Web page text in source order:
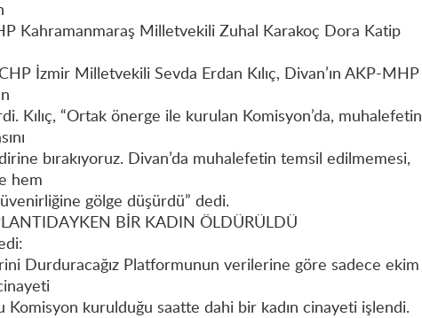
Kahramanmaraş Milletvekili Zuhal Karakoç Dora Katip
İzmir Milletvekili Sevda Erdan Kılıç, Divan’ın AKP-MHP
Kılıç, “Ortak önerge ile kurulan Komisyon’da, muhalefetin
bırakıyoruz. Divan’da muhalefetin temsil edilmemesi,
hem
gölge düşürdü” dedi.
BİR KADIN ÖLDÜRÜLDÜ
Durduracağız Platformunun verilerine göre sadece ekim
Komisyon kurulduğu saatte dahi bir kadın cinayeti işlendi.